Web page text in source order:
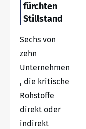
fürchten
Stillstand
Sechs von
zehn
Unternehmen
, die kritische
Rohstoffe
direkt oder
indirekt